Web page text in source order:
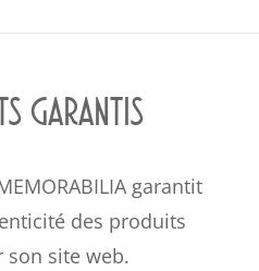
garantis
garantit
des produits
son site web.